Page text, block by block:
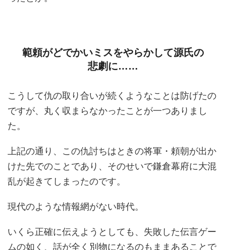
範頼がどでかいミスをやらかして源氏の
悲劇に……
こうして仇の取り合いが続くようなことは防げたの
ですが、丸く収まらなかったことが一つありまし
た。
上記の通り、この仇討ちはときの将軍・頼朝が出か
けた先でのことであり、そのせいで鎌倉幕府に大混
乱が起きてしまったのです。
現代のような情報網がない時代。
いくら正確に伝えようとしても、失敗した伝言ゲー
ムの如く、話が全く別物になるのもままあることで